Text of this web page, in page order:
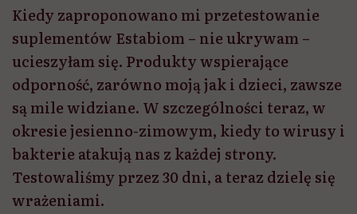
Kiedy zaproponowano mi przetestowanie
suplementów Estabiom – nie ukrywam –
ucieszyłam się. Produkty wspierające
odporność, zarówno moją jak i dzieci, zawsze
są mile widziane. W szczególności teraz, w
okresie jesienno-zimowym, kiedy to wirusy i
bakterie atakują nas z każdej strony.
Testowaliśmy przez 30 dni, a teraz dzielę się
wrażeniami.